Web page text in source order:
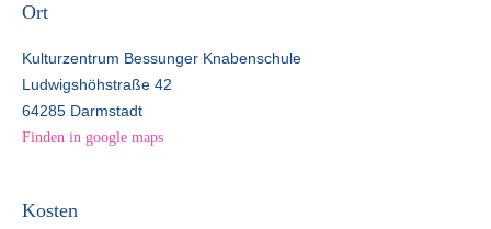
Ort
Kulturzentrum Bessunger Knabenschule
Ludwigshöhstraße 42
64285 Darmstadt
Finden in google maps
Kosten